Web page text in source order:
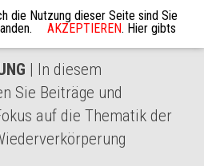
| In diesem
Sie Beiträge und
auf die Thematik der
die Nutzung dieser Seite sind Sie
AKZEPTIEREN. Hier gibts